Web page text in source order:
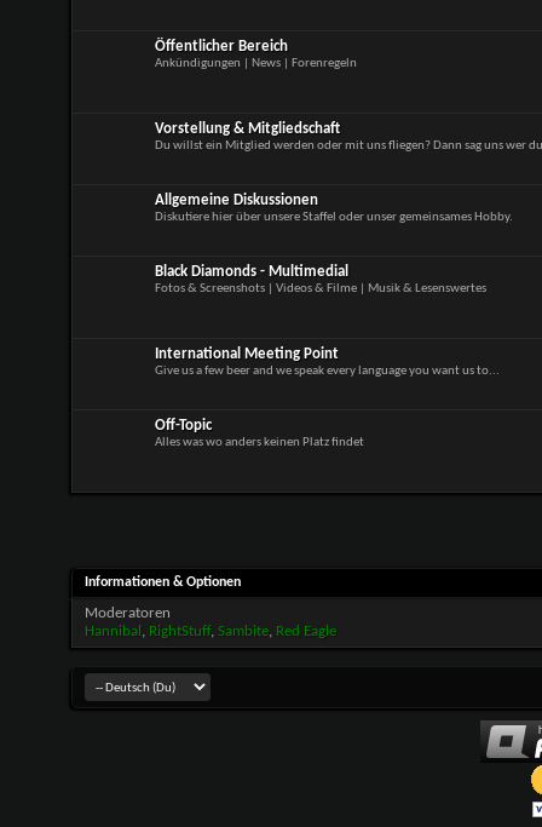
Öffentlicher Bereich
Ankündigungen | News | Forenregeln
Vorstellung & Mitgliedschaft
Du willst ein Mitglied werden oder mit uns fliegen? Dann sag uns wer
Allgemeine Diskussionen
Diskutiere hier über unsere Staffel oder unser gemeinsames Hobby.
Black Diamonds - Multimedial
Fotos & Screenshots | Videos & Filme | Musik & Lesenswertes
International Meeting Point
Give us a few beer and we speak every language you want us to...
Off-Topic
Alles was wo anders keinen Platz findet
Informationen & Optionen
Moderatoren
Hannibal , RightStuff, Sambite, Red Eagle